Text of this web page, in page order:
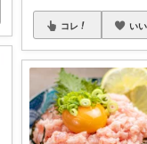
コレ い